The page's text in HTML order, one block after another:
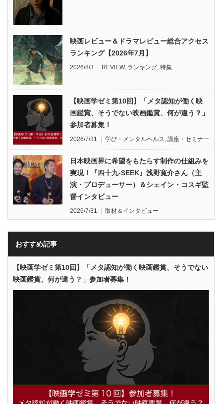
映画レビュー＆ドラマレビュー総合アクセス
ランキング【2026年7月】
2026/8/3 REVIEW, ランキング, 特集
【映画学ゼミ第10回】「メタ認知が働く映
画鑑賞、そうでない映画鑑賞、何が違う？」
参加者募集！
2026/7/31 学び・メンタルヘルス, 講座・セミナー
日本映画界に希望をもたらす制作の仕組みを
実現！『四十九-SEEK』浅野寛介さん（主
演・プロデューサー）＆シェイン・コスギ監
督インタビュー
2026/7/31 取材＆インタビュー
おすすめ記事
【映画学ゼミ第10回】「メタ認知が働く映画鑑賞、そうでない
映画鑑賞、何が違う？」参加者募集！